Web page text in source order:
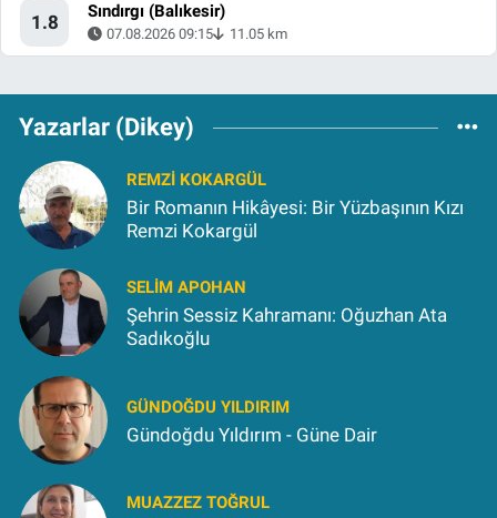
1.8 Sındırgı (Balıkesir)
07.08.2026 09:15 11.05 km
Yazarlar (Dikey)
REMZI KOKARGÜL
Bir Romanın Hikâyesi: Bir Yüzbaşının Kızı
Remzi Kokargül
SELIM APOHAN
Şehrin Sessiz Kahramanı: Oğuzhan Ata
Sadıkoğlu
GÜNDOĞDU YILDIRIM
Gündoğdu Yıldırım - Güne Dair
MUAZZEZ TOĞRUL